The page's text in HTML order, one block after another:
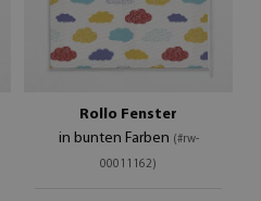
Rollo Fenster
in bunten Farben (#rw-
00011162)